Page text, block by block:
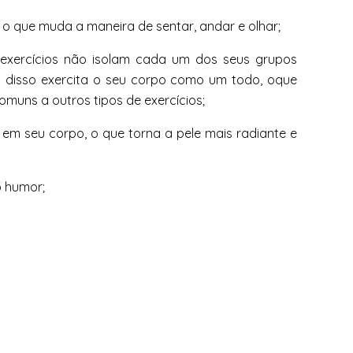
que muda a maneira de sentar, andar e olhar;
não isolam cada um dos seus grupos
disso exercita o seu corpo como um todo, oque
a outros tipos de exercícios;
seu corpo, o que torna a pele mais radiante e
humor;